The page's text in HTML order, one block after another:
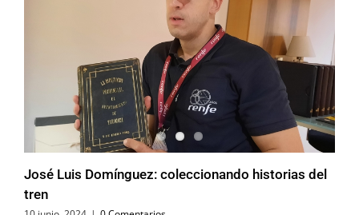
José Luis Domínguez: coleccionando historias del
tren